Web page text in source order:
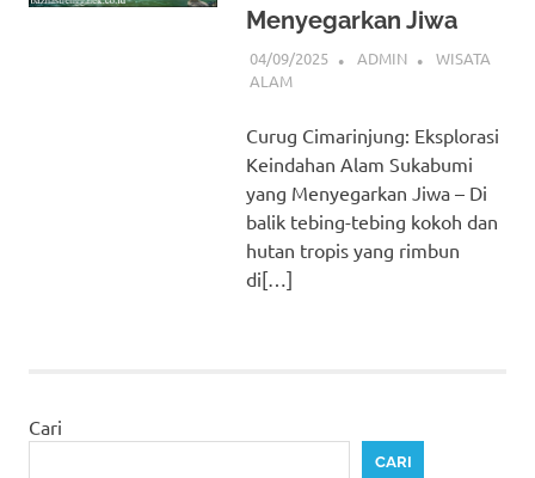
Menyegarkan Jiwa
04/09/2025 ADMIN
WISATA
ALAM
Curug Cimarinjung: Eksplorasi
Keindahan Alam Sukabumi
yang Menyegarkan Jiwa – Di
balik tebing-tebing kokoh dan
hutan tropis yang rimbun
di[…]
Cari
CARI